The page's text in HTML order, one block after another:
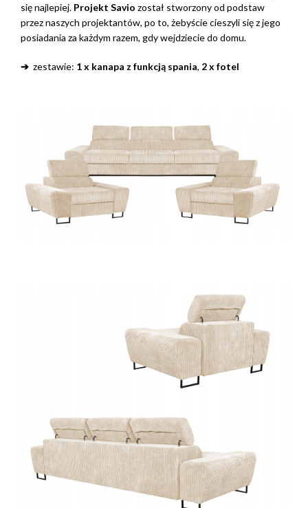
się najlepiej. Projekt Savio został stworzony od podstaw
przez naszych projektantów, po to, żebyście cieszyli się z jego
posiadania za każdym razem, gdy wejdziecie do domu.
➔ zestawie: 1 x kanapa z funkcją spania, 2 x fotel